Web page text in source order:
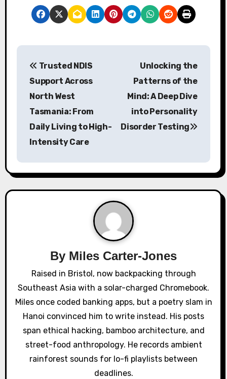
P
a
v
i
o
n
Trusted NDIS
Support Across
North West
Tasmania: From
Daily Living to High-
Intensity Care
Unlocking the
Patterns of the
Mind: A Deep Dive
into Personality
Disorder Testing
By Miles Carter-Jones
Raised in Bristol, now backpacking through
Southeast Asia with a solar-charged Chromebook.
Miles once coded banking apps, but a poetry slam in
Hanoi convinced him to write instead. His posts
span ethical hacking, bamboo architecture, and
street-food anthropology. He records ambient
rainforest sounds for lo-fi playlists between
deadlines.